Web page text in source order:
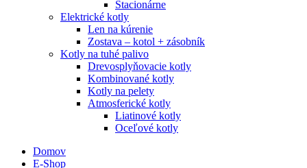
Stacionárne
Elektrické kotly
Len na kúrenie
Zostava – kotol + zásobník
Kotly na tuhé palivo
Drevosplyňovacie kotly
Kombinované kotly
Kotly na pelety
Atmosferické kotly
Liatinové kotly
Oceľové kotly
Domov
E-Shop